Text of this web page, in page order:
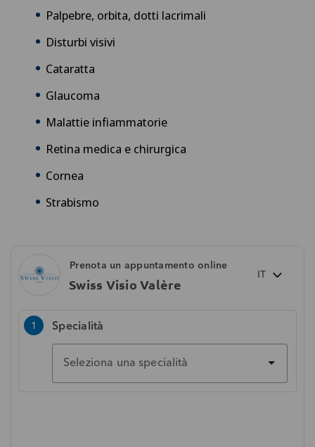
Palpebre, orbita, dotti lacrimali
Disturbi visivi
Cataratta
Glaucoma
Malattie infiammatorie
Retina medica e chirurgica
Cornea
Strabismo